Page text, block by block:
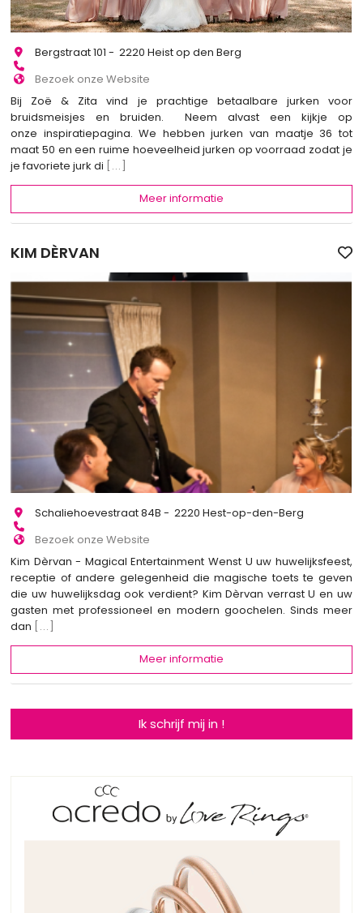
Bergstraat 101 - 2220 Heist op den Berg
Bezoek onze Website
Bij Zoë & Zita vind je prachtige betaalbare jurken voor
bruidsmeisjes en bruiden. Neem alvast een kijkje op
onze inspiratiepagina. We hebben jurken van maatje 36 tot
maat 50 en een ruime hoeveelheid jurken op voorraad zodat je
je favoriete jurk di [...]
Meer informatie
KIM DÈRVAN
Schaliehoevestraat 84B - 2220 Hest-op-den-Berg
Bezoek onze Website
Kim Dèrvan - Magical Entertainment Wenst U uw huwelijksfeest,
receptie of andere gelegenheid die magische toets te geven
die uw huwelijksdag ook verdient? Kim Dèrvan verrast U en uw
gasten met professioneel en modern goochelen. Sinds meer
dan [...]
Meer informatie
Ik schrijf mij in !